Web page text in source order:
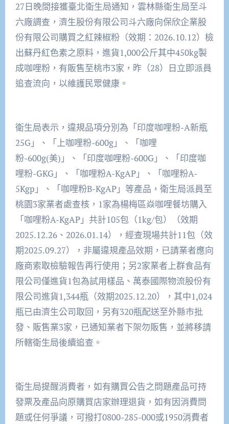
27日晚間接獲臺北衛生局通知，雲林縣衛生局至斗
六廠調查，濟生股份有限公司斗六廠向保欣企業股
份有限公司購買之紅辣椒粉（效期：2026.10.12）檢
出蘇丹紅色素之原料，進貨1,000公斤其中450kg製
成咖哩粉，有販售至桃市3家，昨（28）日立即派員
追查流向，以維護民眾健康。
衛生局表示，違規品項分別為「印度咖哩粉-A新瓶
25G」、「上咖哩粉-600g」、「咖哩
粉-600g(美)」、「印度咖哩粉-600G」、「印度咖
哩粉-GKG」、「咖哩粉A-KgAP」、「咖哩粉A-
5Kgp」、「咖哩粉B-KgAP」等產品，衛生局派員至
桃園3家業者處查核，1家為楊梅區焱咖哩餐坊購入
「咖哩粉A-KgAP」共計105包（1kg/包）（效期
2025.12.26、2026.01.14），經查現場共計11包（效
期2025.09.27），非屬違規產品效期，已請業者應向
廠商索取檢驗報告再行使用；另2家業者上群食品有
限公司僅進貨1包為試用樣品、萬泰國際物流股份有
限公司進貨1,344瓶（效期2025.12.20），其中1,024
瓶已由濟生公司取回，另有320瓶配送至外縣市批
發、販售業3家，已通知業者下架勿販售，並將移請
所轄衛生局後續追查。
衛生局提醒消費者，如有購買公告之問題產品可持
發票及產品向原購買店家辦理退貨，如有因消費問
題或任何爭議，可撥打0800-285-000或1950消費者